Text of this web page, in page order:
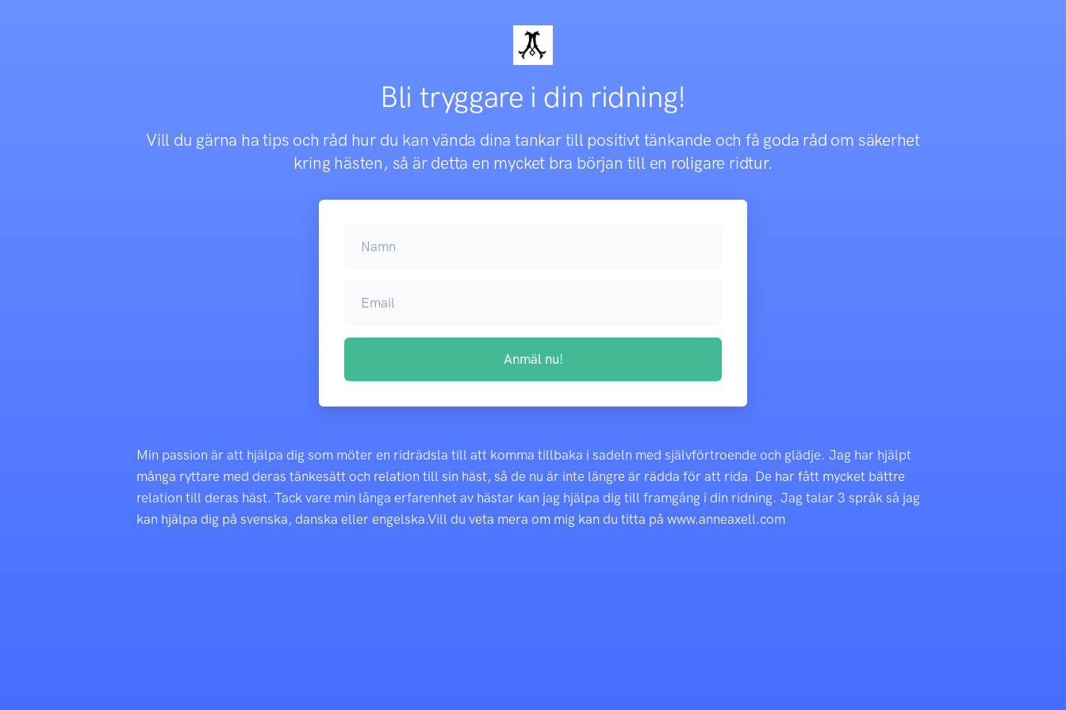
Bli tryggare i din ridning!
Vill du gärna ha tips och råd hur du kan vända dina tankar till positivt tänkande och få goda råd om säkerhet
kring hästen, så är detta en mycket bra början till en roligare ridtur.
Anmäl nu!
Min passion är att hjälpa dig som möter en ridrädsla till att komma tillbaka i sadeln med självförtroende och glädje. Jag har hjälpt
många ryttare med deras tänkesätt och relation till sin häst, så de nu är inte längre är rädda för att rida. De har fått mycket bättre
relation till deras häst. Tack vare min långa erfarenhet av hästar kan jag hjälpa dig till framgång i din ridning. Jag talar 3 språk så jag
kan hjälpa dig på svenska, danska eller engelska.Vill du veta mera om mig kan du titta på www.anneaxell.com